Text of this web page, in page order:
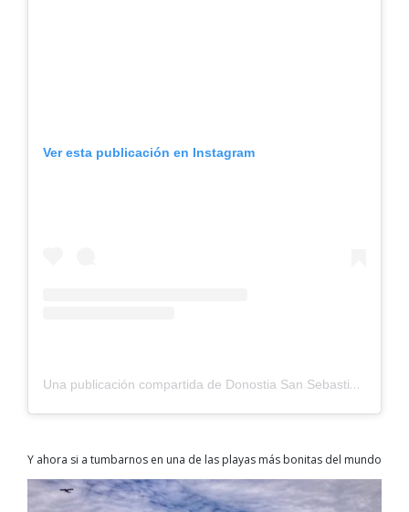
Ver esta publicación en Instagram
Una publicación compartida de Donostia San Sebastián (@sistersandthecity)
Y ahora si a tumbarnos en una de las playas más bonitas del mundo